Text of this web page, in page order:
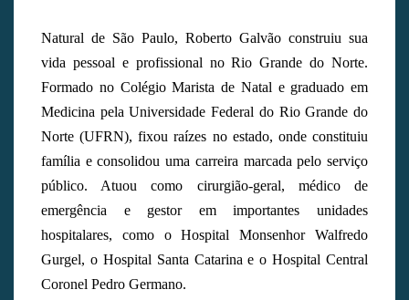
Natural de São Paulo, Roberto Galvão construiu sua
vida pessoal e profissional no Rio Grande do Norte.
Formado no Colégio Marista de Natal e graduado em
Medicina pela Universidade Federal do Rio Grande do
Norte (UFRN), fixou raízes no estado, onde constituiu
família e consolidou uma carreira marcada pelo serviço
público. Atuou como cirurgião-geral, médico de
emergência e gestor em importantes unidades
hospitalares, como o Hospital Monsenhor Walfredo
Gurgel, o Hospital Santa Catarina e o Hospital Central
Coronel Pedro Germano.